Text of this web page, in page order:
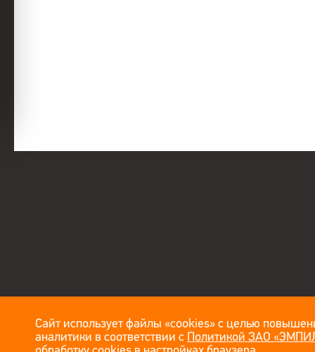
Сайт использует файлы «cookies» с целью
аналитики в соответствии с Политикой ЗАО